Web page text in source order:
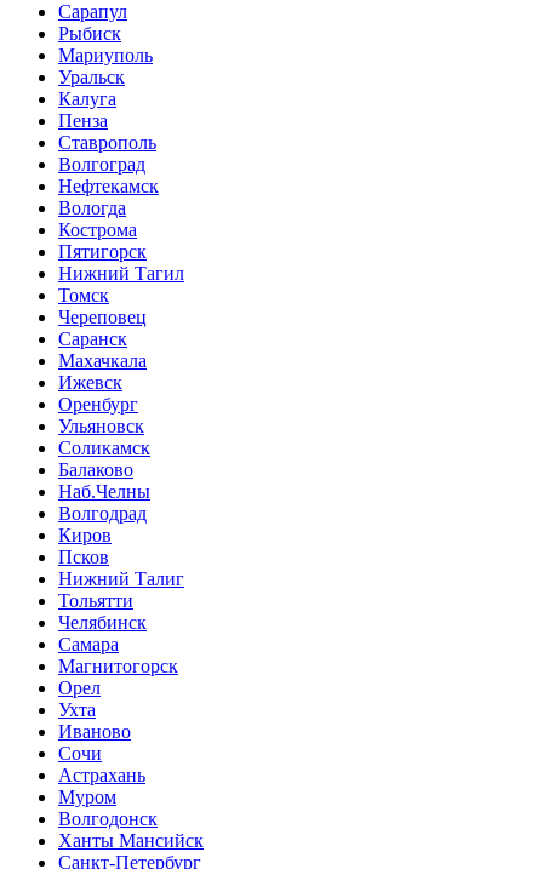
Сарапул
Рыбиск
Мариуполь
Уральск
Калуга
Пенза
Ставрополь
Волгоград
Нефтекамск
Вологда
Кострома
Пятигорск
Нижний Тагил
Томск
Череповец
Саранск
Махачкала
Ижевск
Оренбург
Ульяновск
Соликамск
Балаково
Наб.Челны
Волгодрад
Киров
Псков
Нижний Талиг
Тольятти
Челябинск
Самара
Магнитогорск
Орел
Ухта
Иваново
Сочи
Астрахань
Муром
Волгодонск
Ханты Мансийск
Санкт-Петербург